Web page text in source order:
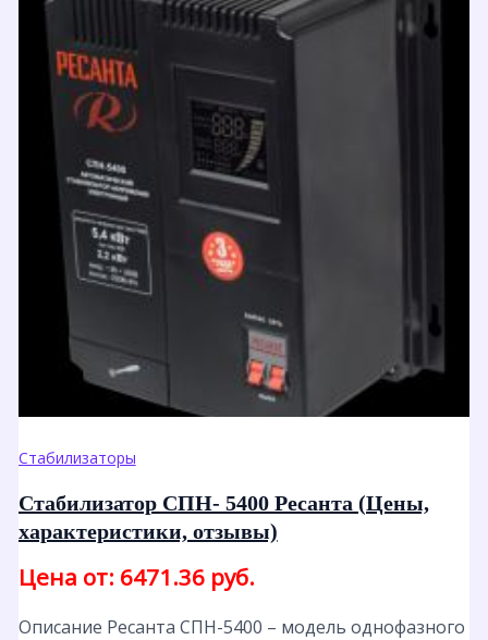
Стабилизаторы
Стабилизатор СПН- 5400 Ресанта (Цены,
характеристики, отзывы)
Цена от: 6471.36 руб.
Описание Ресанта СПН-5400 – модель однофазного